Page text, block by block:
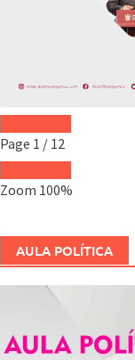
Page 1 / 12
Zoom 100%
AULA POLÍTICA